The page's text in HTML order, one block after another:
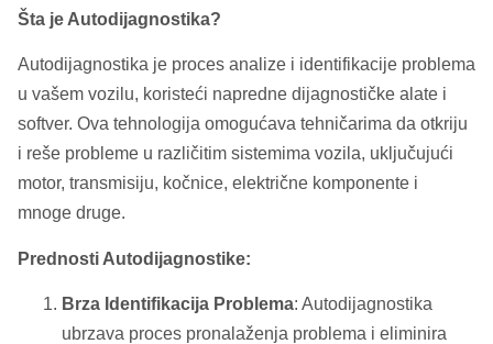
Šta je Autodijagnostika?
Autodijagnostika je proces analize i identifikacije problema
u vašem vozilu, koristeći napredne dijagnostičke alate i
softver. Ova tehnologija omogućava tehničarima da otkriju
i reše probleme u različitim sistemima vozila, uključujući
motor, transmisiju, kočnice, električne komponente i
mnoge druge.
Prednosti Autodijagnostike:
Brza Identifikacija Problema: Autodijagnostika
ubrzava proces pronalaženja problema i eliminira